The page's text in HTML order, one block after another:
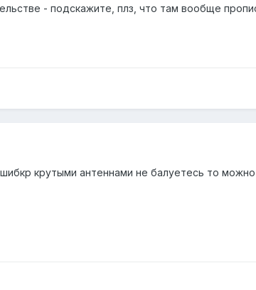
- подскажите, плз, что там вообще
крутыми антеннами не балуетесь то